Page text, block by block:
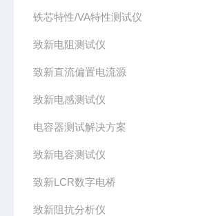
铁芯特性/VA特性测试仪
致新电阻测试仪
致新直流偏置电流源
致新电感测试仪
电容器测试解决方案
致新电容测试仪
致新LCR数字电桥
致新阻抗分析仪